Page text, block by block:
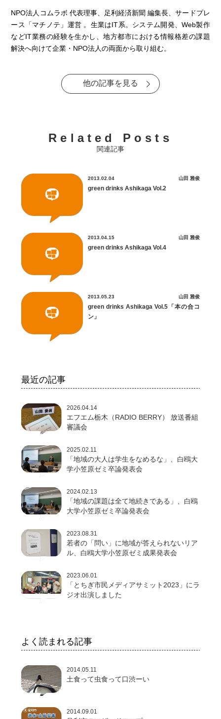
NPO法人コムラボ 代表理事、足利経済新聞 編集長、サードプレ
ース「マチノテ」運営 。生業はIT系。システム開発、Web製作
などIT業務の経験を生かし、地方都市における情報格差の課題
解決へ向けて企業・NPO法人の両面から取り組む。
他の記事を見る
Related Posts
関連記事
2013.02.04
green drinks Ashikaga Vol.2
山田 雅俊
2013.04.15
green drinks Ashikaga Vol.4
山田 雅俊
2013.05.23
green drinks Ashikaga Vol.5「本の合コ
ン」
山田 雅俊
最近の記事
2026.04.14
エフエム栃木（RADIO BERRY） 放送番組
審議会
2025.02.11
「地域の大人は学生をなめるな」、白鴎大
学小笠原ゼミ卒論発表会
2024.02.13
「地域の課題は全て地続きである」、白鴎
大学小笠原ゼミ卒論発表会
2023.08.31
若者の「問い」に地域が答えられないリア
ル、白鴎大学小笠原ゼミ成果発表会
2023.06.01
「とちぎ市民メディアサミット2023」にラ
ジオ出演しました
よく読まれる記事
2014.05.11
土食って虫食って口渋ーい
2014.09.01